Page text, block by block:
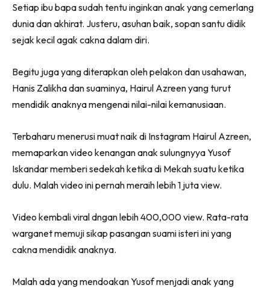
(Twitter)
Setiap ibu bapa sudah tentu inginkan anak yang cemerlang
dunia dan akhirat. Justeru, asuhan baik, sopan santu didik
sejak kecil agak cakna dalam diri.
Begitu juga yang diterapkan oleh pelakon dan usahawan,
Hanis Zalikha dan suaminya, Hairul Azreen yang turut
mendidik anaknya mengenai nilai-nilai kemanusiaan.
Terbaharu menerusi muat naik di Instagram Hairul Azreen,
memaparkan video kenangan anak sulungnyya Yusof
Iskandar memberi sedekah ketika di Mekah suatu ketika
dulu. Malah video ini pernah meraih lebih 1 juta view.
Video kembali viral dngan lebih 400,000 view. Rata-rata
warganet memuji sikap pasangan suami isteri ini yang
cakna mendidik anaknya.
Malah ada yang mendoakan Yusof menjadi anak yang